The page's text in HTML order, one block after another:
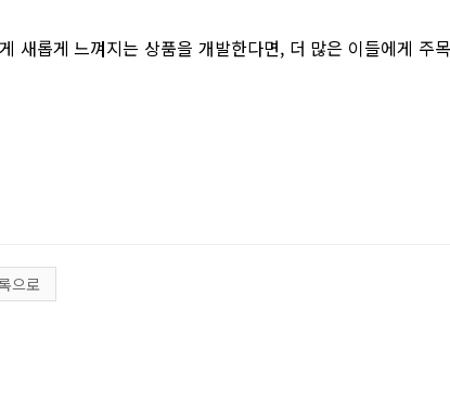
새롭게 느껴지는 상품을 개발한다면, 더 많은 이들에게 주
으로